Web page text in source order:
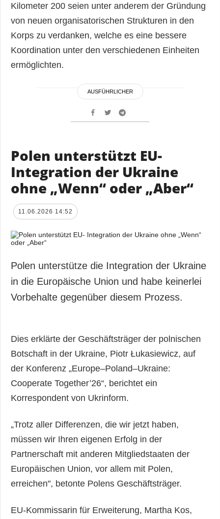
Kilometer 200 seien unter anderem der Gründung
von neuen organisatorischen Strukturen in den
Korps zu verdanken, welche es eine bessere
Koordination unter den verschiedenen Einheiten
ermöglichten.
AUSFÜHRLICHER
Polen unterstützt EU-
Integration der Ukraine
ohne „Wenn“ oder „Aber“
11.06.2026 14:52
Polen unterstütze die Integration der Ukraine
in die Europäische Union und habe keinerlei
Vorbehalte gegenüber diesem Prozess.
Dies erklärte der Geschäftsträger der polnischen
Botschaft in der Ukraine, Piotr Łukasiewicz, auf
der Konferenz „Europe–Poland–Ukraine:
Cooperate Together’26“, berichtet ein
Korrespondent von Ukrinform.
„Trotz aller Differenzen, die wir jetzt haben,
müssen wir Ihren eigenen Erfolg in der
Partnerschaft mit anderen Mitgliedstaaten der
Europäischen Union, vor allem mit Polen,
erreichen", betonte Polens Geschäftsträger.
EU-Kommissarin für Erweiterung, Martha Kos,